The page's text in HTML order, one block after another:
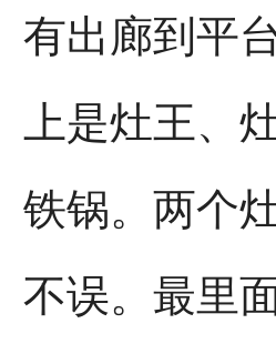
有出廊到平
上是灶王、
铁锅。两个
不误。最里